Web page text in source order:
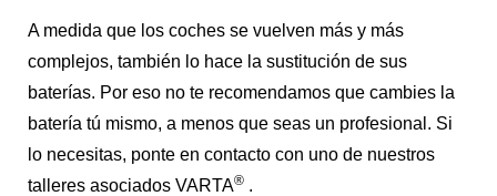
A medida que los coches se vuelven más y más
complejos, también lo hace la sustitución de sus
baterías. Por eso no te recomendamos que cambies la
batería tú mismo, a menos que seas un profesional. Si
lo necesitas, ponte en contacto con uno de nuestros
talleres asociados VARTA® .